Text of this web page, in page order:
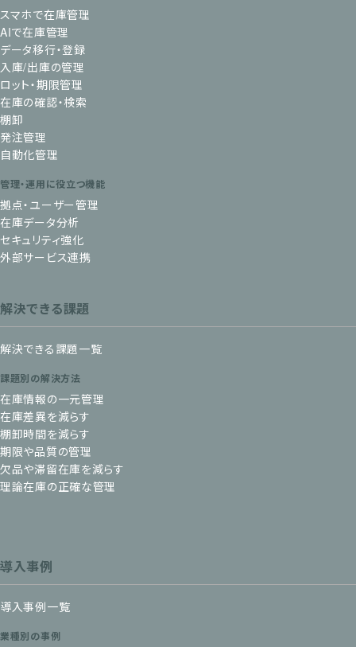
スマホで在庫管理
AIで在庫管理
データ移行・登録
入庫/出庫の管理
ロット・期限管理
在庫の確認・検索
棚卸
発注管理
自動化管理
管理・運用に役立つ機能
拠点・ユーザー管理
在庫データ分析
セキュリティ強化
外部サービス連携
解決できる課題
解決できる課題一覧
課題別の解決方法
在庫情報の一元管理
在庫差異を減らす
棚卸時間を減らす
期限や品質の管理
欠品や滞留在庫を減らす
理論在庫の正確な管理
導入事例
導入事例一覧
業種別の事例